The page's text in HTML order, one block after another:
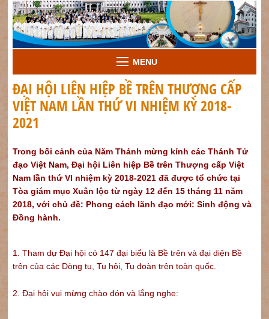
MENU
ĐẠI HỘI LIÊN HIỆP BỀ TRÊN THƯỢNG CẤP
VIỆT NAM LẦN THỨ VI NHIỆM KỲ 2018-
2021
Trong bối cảnh của Năm Thánh mừng kính các Thánh Tử
đạo Việt Nam, Đại hội Liên hiệp Bề trên Thượng cấp Việt
Nam lần thứ VI nhiệm kỳ 2018-2021 đã được tổ chức tại
Tòa giám mục Xuân lộc từ ngày 12 đến 15 tháng 11 năm
2018, với chủ đề: Phong cách lãnh đạo mới: Sinh động và
Đồng hành.
1. Tham dự Đại hội có 147 đại biểu là Bề trên và đại diện Bề
trên của các Dòng tu, Tu hội, Tu đoàn trên toàn quốc.
2. Đại hội vui mừng chào đón và lắng nghe: